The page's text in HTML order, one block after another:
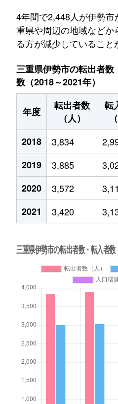
4年間で2,448人が伊勢
重県や周辺の地域などか
る方が減少していること
三重県伊勢市の転出者
数（2018～2021年）
年度
転出者数
（人）
転
2018
3,834
2019
3,885
2020
3,572
2021
3,420